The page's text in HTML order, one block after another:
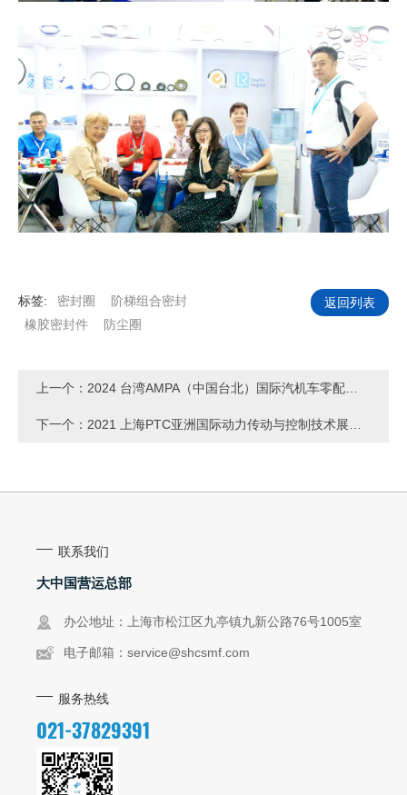
标签: 密封圈
阶梯组合密封
橡胶密封件
防尘圈
返回列表
上一个： 2024 台湾AMPA（中国台北）国际汽机车零配件
暨电动车展 回顾
下一个： 2021 上海PTC亚洲国际动力传动与控制技术展览
联系我们
大中国营运总部
办公地址：上海市松江区九亭镇九新公路76号1005室
电子邮箱： service@shcsmf.com
服务热线
021-37829391